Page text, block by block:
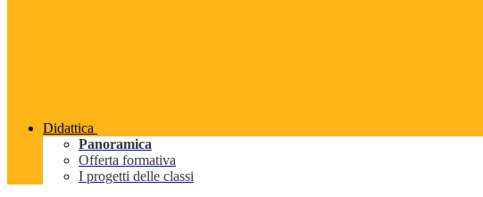
Didattica
Panoramica
Offerta formativa
I progetti delle classi